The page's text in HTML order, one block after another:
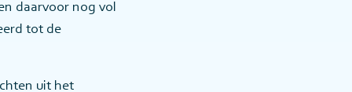
daarvoor nog vol
tot de
uit het